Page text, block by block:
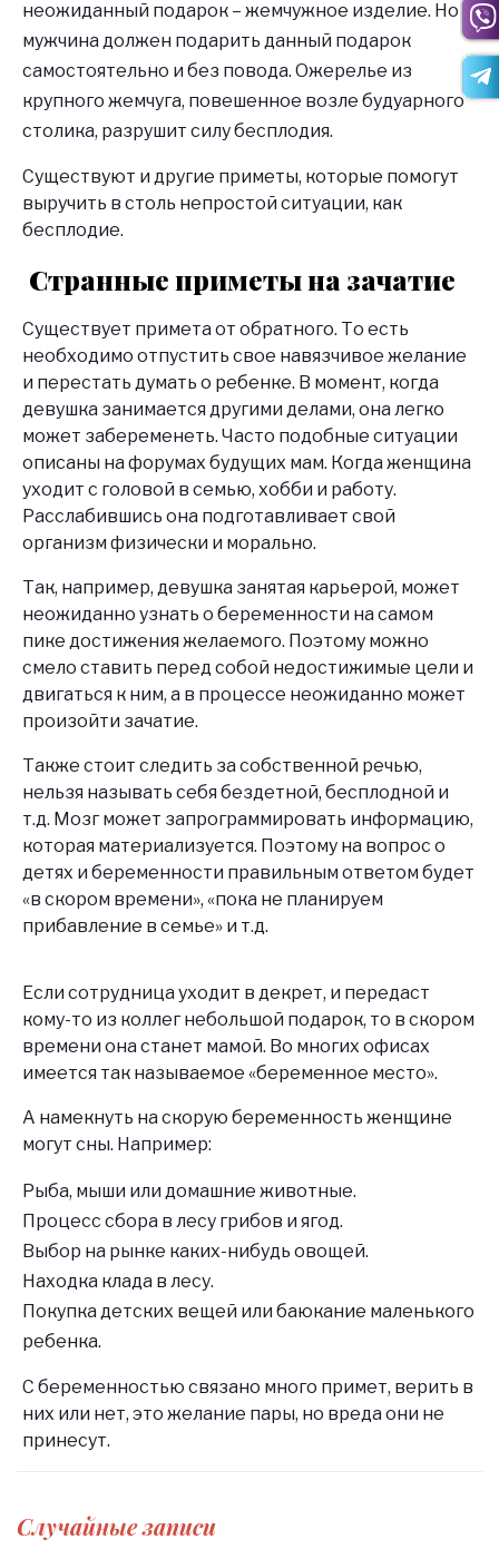
неожиданный подарок – жемчужное изделие. Но
мужчина должен подарить данный подарок
самостоятельно и без повода. Ожерелье из
крупного жемчуга, повешенное возле будуарного
столика, разрушит силу бесплодия.
Существуют и другие приметы, которые помогут
выручить в столь непростой ситуации, как
бесплодие.
Странные приметы на зачатие
Существует примета от обратного. То есть
необходимо отпустить свое навязчивое желание
и перестать думать о ребенке. В момент, когда
девушка занимается другими делами, она легко
может забеременеть. Часто подобные ситуации
описаны на форумах будущих мам. Когда женщина
уходит с головой в семью, хобби и работу.
Расслабившись она подготавливает свой
организм физически и морально.
Так, например, девушка занятая карьерой, может
неожиданно узнать о беременности на самом
пике достижения желаемого. Поэтому можно
смело ставить перед собой недостижимые цели и
двигаться к ним, а в процессе неожиданно может
произойти зачатие.
Также стоит следить за собственной речью,
нельзя называть себя бездетной, бесплодной и
т.д. Мозг может запрограммировать информацию,
которая материализуется. Поэтому на вопрос о
детях и беременности правильным ответом будет
«в скором времени», «пока не планируем
прибавление в семье» и т.д.
Если сотрудница уходит в декрет, и передаст
кому-то из коллег небольшой подарок, то в скором
времени она станет мамой. Во многих офисах
имеется так называемое «беременное место».
А намекнуть на скорую беременность женщине
могут сны. Например:
Рыба, мыши или домашние животные.
Процесс сбора в лесу грибов и ягод.
Выбор на рынке каких-нибудь овощей.
Находка клада в лесу.
Покупка детских вещей или баюкание маленького
ребенка.
С беременностью связано много примет, верить в
них или нет, это желание пары, но вреда они не
принесут.
Случайные записи